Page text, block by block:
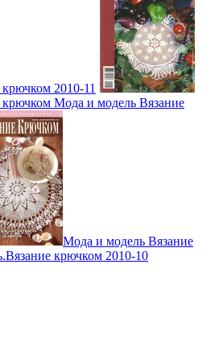
2010-11
Мода и модель Вязание
Мода и модель Вязание
крючком 2010-10